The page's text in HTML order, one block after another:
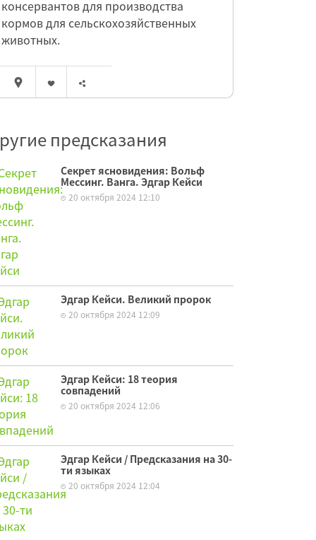
консервантов для производства
кормов для сельскохозяйственных
животных.
предсказания
Секрет ясновидения: Вольф
Мессинг. Ванга. Эдгар Кейси
20 октября 2024 12:10
Эдгар Кейси. Великий пророк
20 октября 2024 12:09
Эдгар Кейси: 18 теория
совпадений
20 октября 2024 12:06
Эдгар Кейси / Предсказания на 30-
ти языках
20 октября 2024 12:04